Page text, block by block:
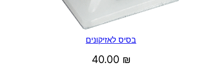
בסיס לאזיקונים
40.00 ₪